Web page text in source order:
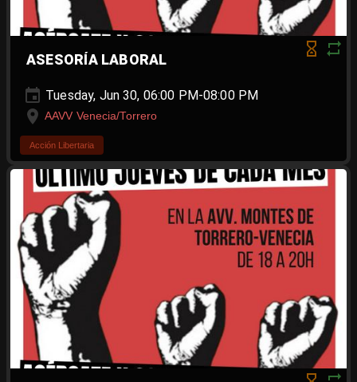
ASESORÍA LABORAL
Tuesday, Jun 30, 06:00 PM-08:00 PM
AAVV Venecia/Torrero
Acción Libertaria